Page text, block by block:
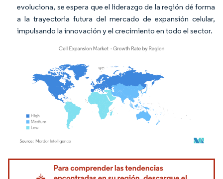
evoluciona, se espera que el liderazgo de la región dé forma
a la trayectoria futura del mercado de expansión celular,
impulsando la innovación y el crecimiento en todo el sector.
Imagen © Mordor Intelligence. El uso requiere atribución según CC BY 4.0.